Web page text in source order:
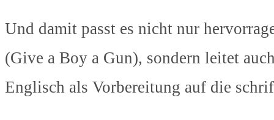
Und damit passt es nicht nur
(Give a Boy a Gun), sondern leitet
Englisch als Vorbereitung auf die